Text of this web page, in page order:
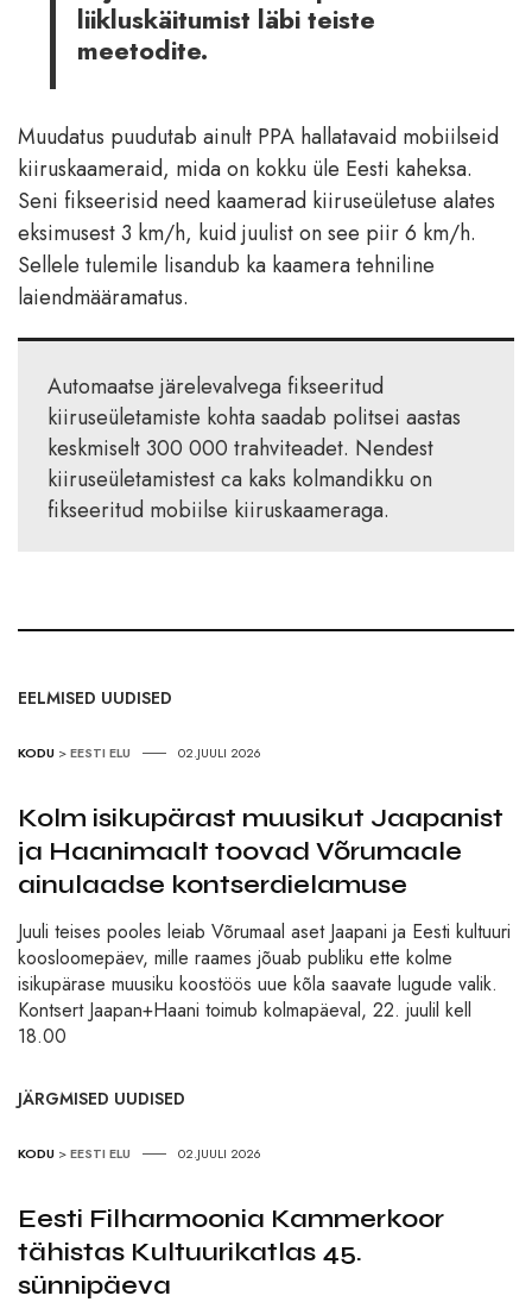
liikluskäitumist läbi teiste
meetodite.
Muudatus puudutab ainult PPA hallatavaid mobiilseid
kiiruskaameraid, mida on kokku üle Eesti kaheksa.
Seni fikseerisid need kaamerad kiiruseületuse alates
eksimusest 3 km/h, kuid juulist on see piir 6 km/h.
Sellele tulemile lisandub ka kaamera tehniline
laiendmääramatus.
Automaatse järelevalvega fikseeritud
kiiruseületamiste kohta saadab politsei aastas
keskmiselt 300 000 trahviteadet. Nendest
kiiruseületamistest ca kaks kolmandikku on
fikseeritud mobiilse kiiruskaameraga.
EELMISED UUDISED
KODU >EESTI ELU 02.JUULI 2026
Kolm isikupärast muusikut Jaapanist
ja Haanimaalt toovad Võrumaale
ainulaadse kontserdielamuse
Juuli teises pooles leiab Võrumaal aset Jaapani ja Eesti kultuuri
koosloomepäev, mille raames jõuab publiku ette kolme
isikupärase muusiku koostöös uue kõla saavate lugude valik.
Kontsert Jaapan+Haani toimub kolmapäeval, 22. juulil kell
18.00
JÄRGMISED UUDISED
KODU >EESTI ELU 02.JUULI 2026
Eesti Filharmoonia Kammerkoor
tähistas Kultuurikatlas 45.
sünnipäeva